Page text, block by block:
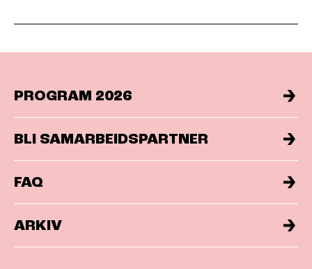
PROGRAM 2026
BLI SAMARBEIDSPARTNER
FAQ
ARKIV